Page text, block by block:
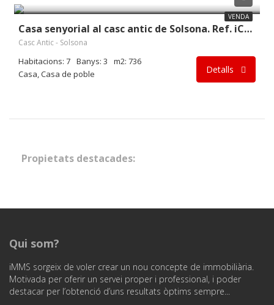
VENDA
Casa senyorial al casc antic de Solsona. Ref. iC1801
Casc Antic - Solsona
Habitacions: 7 Banys: 3
m2: 736
Casa, Casa de poble
Detalls
Propietats destacades:
Qui som?
iMMS sorgeix de voler crear un nou concepte de immobiliària.
Motivada per oferir un servei proper i professional, i poder
destacar per l’obtenció d’uns resultats òptims sempre...